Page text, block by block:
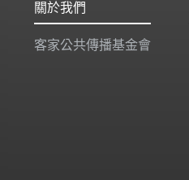
關於我們
客家公共傳播基金會